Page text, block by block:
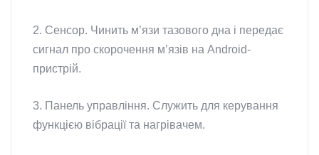
2. Сенсор. Чинить м’язи тазового дна і передає
сигнал про скорочення м’язів на Android-
пристрій.
3. Панель управління. Служить для керування
функцією вібрації та нагрівачем.